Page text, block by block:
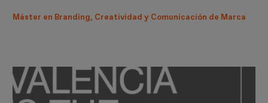
Máster en Branding, Creatividad y Comunicación de Marca